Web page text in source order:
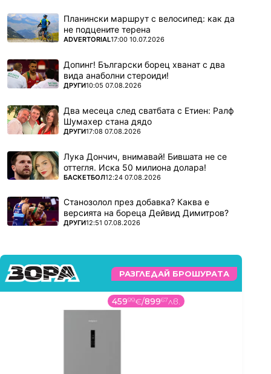
Планински маршрут с велосипед: как да
не подцените терена
ПОВЕЧЕ ОТ
ADVERTORIAL17:00 10.07.2026
Допинг! Български борец хванат с два
вида анаболни стероиди!
ПОВЕЧЕ ОТ
ДРУГИ10:05 07.08.2026
Два месеца след сватбата с Етиен: Ралф
Шумахер стана дядо
ПОВЕЧЕ ОТ
ДРУГИ17:08 07.08.2026
Лука Дончич, внимавай! Бившата не се
оттегля. Иска 50 милиона долара!
ПОВЕЧЕ ОТ
БАСКЕТБОЛ12:24 07.08.2026
Станозолол през добавка? Каква е
версията на бореца Дейвид Димитров?
ПОВЕЧЕ ОТ
ДРУГИ12:51 07.08.2026
РАЗГЛЕДАЙ БРОШУРАТА
45999€/89967лв.